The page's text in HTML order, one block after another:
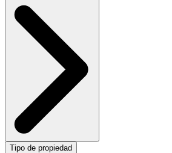
Tipo de propiedad